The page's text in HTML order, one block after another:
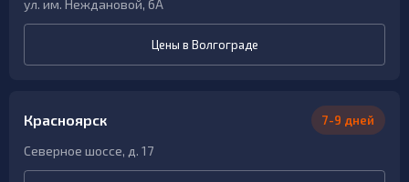
ул. им. Неждановой, 6А
Цены в Волгограде
Красноярск 7-9 дней
Северное шоссе, д. 17